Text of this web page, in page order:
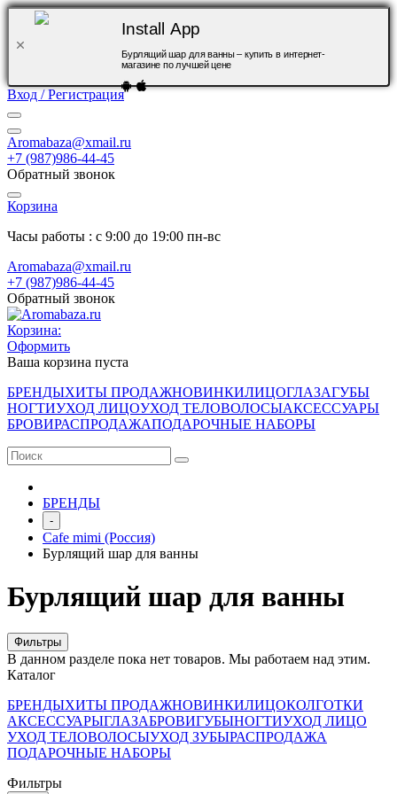
Install App
Бурлящий шар для ванны – купить в интернет-
магазине по лучшей цене
Вход / Регистрация
Aromabaza@xmail.ru
+7 (987)986-44-45
Обратный звонок
Корзина
Часы работы : с 9:00 до 19:00 пн-вс
Aromabaza@xmail.ru
+7 (987)986-44-45
Обратный звонок
Корзина:
Оформить
Ваша корзина пуста
БРЕНДЫХИТЫ ПРОДАЖНОВИНКИЛИЦОГЛАЗАГУБЫ
НОГТИУХОД ЛИЦОУХОД ТЕЛОВОЛОСЫАКСЕССУАРЫ
БРОВИРАСПРОДАЖАПОДАРОЧНЫЕ НАБОРЫ
БРЕНДЫ
-
Cafe mimi (Россия)
Бурлящий шар для ванны
Бурлящий шар для ванны
Фильтры
В данном разделе пока нет товаров. Мы работаем над этим.
Каталог
БРЕНДЫХИТЫ ПРОДАЖНОВИНКИЛИЦОКОЛГОТКИ
АКСЕССУАРЫГЛАЗАБРОВИГУБЫНОГТИУХОД ЛИЦО
УХОД ТЕЛОВОЛОСЫУХОД ЗУБЫРАСПРОДАЖА
ПОДАРОЧНЫЕ НАБОРЫ
Фильтры